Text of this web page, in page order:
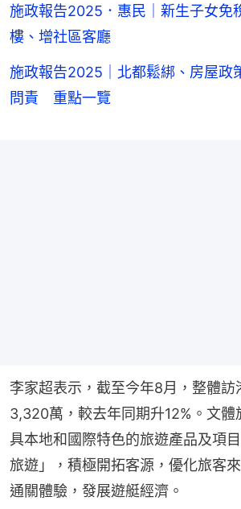
施政報告2025．惠民｜新生子女免
樓、增社區客廳
施政報告2025｜北都鬆綁、房屋政
問責 重點一覽
李家超表示，截至今年8月，整體訪
3,320萬，較去年同期升12%。文體
具本地和國際特色的旅遊產品及項
旅遊」，積極開拓客源，優化旅客
通關體驗，發展遊艇經濟。